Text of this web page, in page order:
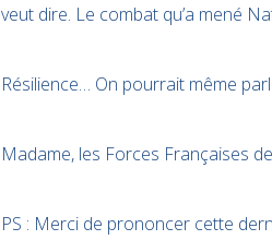
veut dire. Le combat qu’a mené
Résilience… On pourrait même
Madame, les Forces Françaises
PS : Merci de prononcer cette